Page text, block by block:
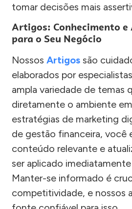
tomar decisões mais
Artigos: Conhecimento e
para o Seu Negócio
Nossos Artigos são
elaborados por
ampla variedade de temas
diretamente o ambiente
estratégias de marketing
de gestão financeira, você
conteúdo relevante e
ser aplicado
Manter-se informado é
competitividade, e nossos